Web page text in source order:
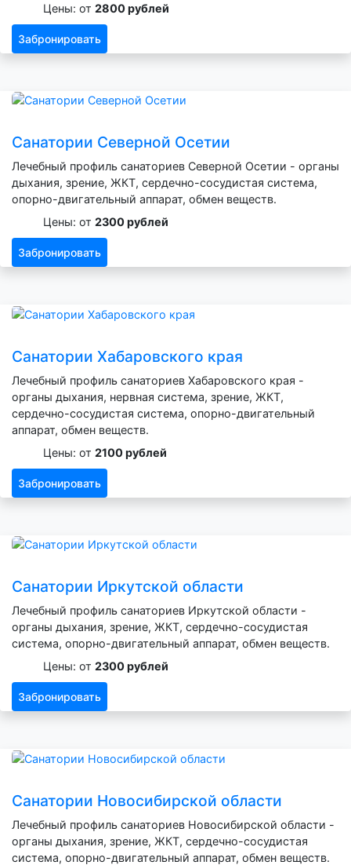
Цены: от 2800 рублей
Забронировать
Санатории Северной Осетии
Лечебный профиль санаториев Северной Осетии - органы
дыхания, зрение, ЖКТ, сердечно-сосудистая система,
опорно-двигательный аппарат, обмен веществ.
Цены: от 2300 рублей
Забронировать
Санатории Хабаровского края
Лечебный профиль санаториев Хабаровского края -
органы дыхания, нервная система, зрение, ЖКТ,
сердечно-сосудистая система, опорно-двигательный
аппарат, обмен веществ.
Цены: от 2100 рублей
Забронировать
Санатории Иркутской области
Лечебный профиль санаториев Иркутской области -
органы дыхания, зрение, ЖКТ, сердечно-сосудистая
система, опорно-двигательный аппарат, обмен веществ.
Цены: от 2300 рублей
Забронировать
Санатории Новосибирской области
Лечебный профиль санаториев Новосибирской области -
органы дыхания, зрение, ЖКТ, сердечно-сосудистая
система, опорно-двигательный аппарат, обмен веществ.